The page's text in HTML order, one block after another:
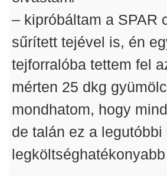
– kipróbáltam a SPAR
sűrített tejével is, én
tejforralóba tettem fel
mérten 25 dkg
mondhatom, hogy
de talán ez a
legköltséghatékonyabb